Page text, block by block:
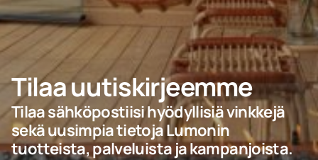
Ammattilaisille
Ota yhteyttä
PYYDÄ TARJOUS
Tilaa uutiskirjeemme
Tilaa sähköpostiisi hyödyllisiä vinkkejä
sekä uusimpia tietoja Lumonin
tuotteista, palveluista ja kampanjoista.